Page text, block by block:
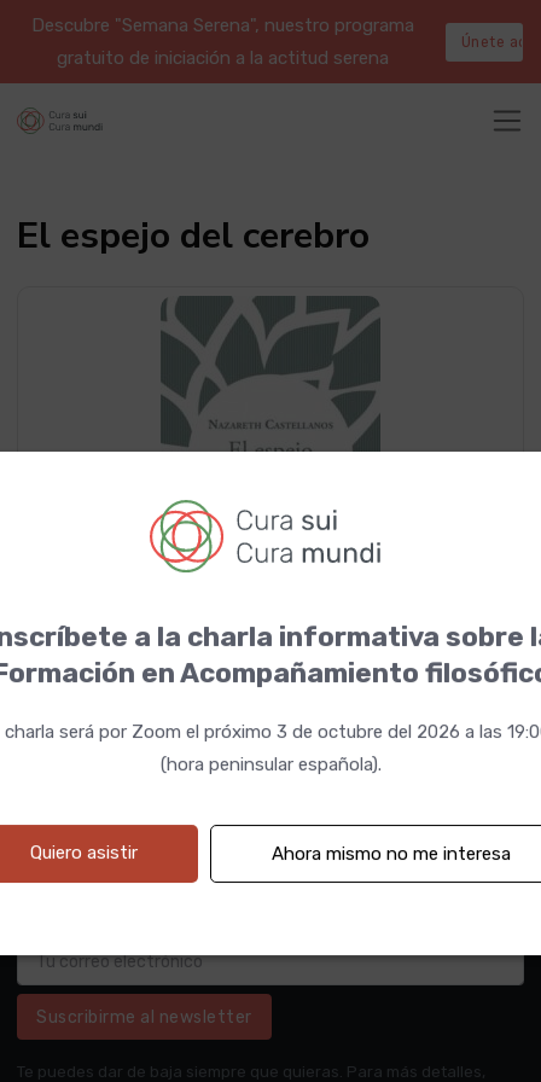
Descubre "Semana Serena", nuestro programa
gratuito de iniciación a la actitud serena
Únete aquí
El espejo del cerebro
Suscribirme al newsletter
Te puedes dar de baja siempre que quieras. Para más detalles,
a la charla informativa sobre
en Acompañamiento
charla será por Zoom el próximo 3 de octubre del 2026 a las
(hora peninsular española).
Quiero asistir Ahora mismo no me interesa